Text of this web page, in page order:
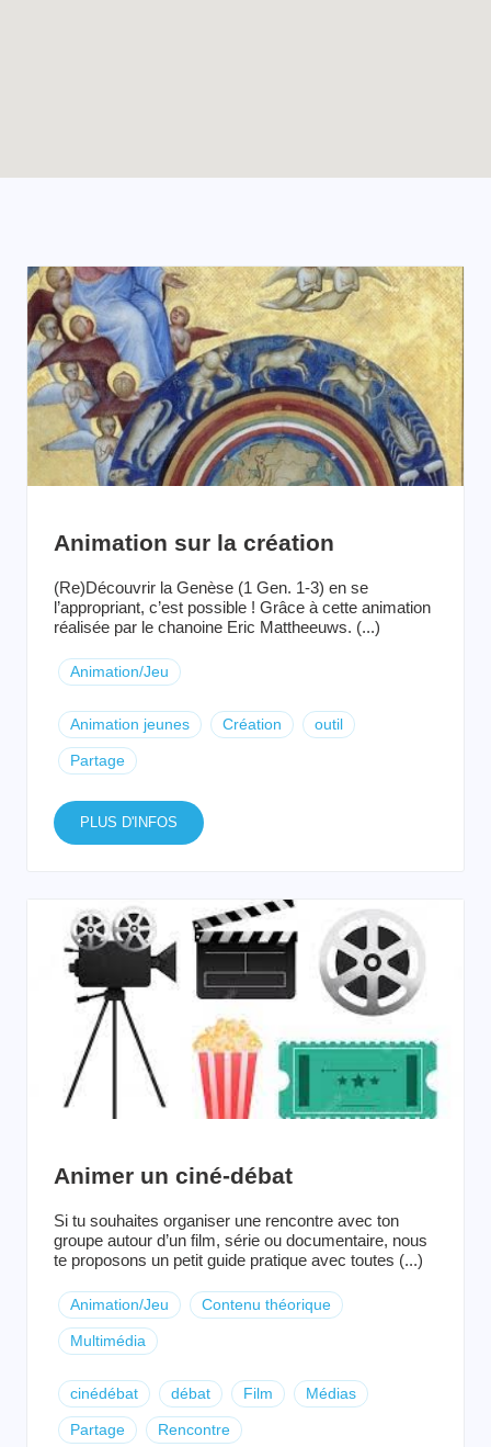
Animation sur la création
(Re)Découvrir la Genèse (1 Gen. 1-3) en se
l’appropriant, c’est possible ! Grâce à cette animation
réalisée par le chanoine Eric Mattheeuws. (...)
Animation/Jeu
Animation jeunes Création outil
Partage
PLUS D'INFOS
Animer un ciné-débat
Si tu souhaites organiser une rencontre avec ton
groupe autour d’un film, série ou documentaire, nous
te proposons un petit guide pratique avec toutes (...)
Animation/Jeu Contenu théorique
Multimédia
cinédébat débat Film Médias
Partage Rencontre